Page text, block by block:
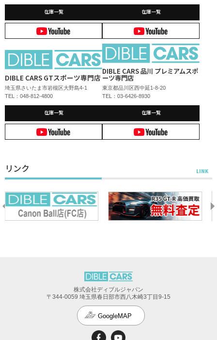
在庫一覧 在庫一覧
DIBLE CARS GTスポーツ専門店
埼玉県さいたま市岩槻区大野島4-1
TEL：048-812-4800
在庫一覧
DIBLE CARS 品川 プレミアムスポ
ーツ専門店
東京都品川区西中延1-8-20
TEL：03-6426-8930
在庫一覧
リンク
株式会社ディブルジャパン
〒344-0059 埼玉県春日部市西八木崎3丁目9-15
GoogleMAP